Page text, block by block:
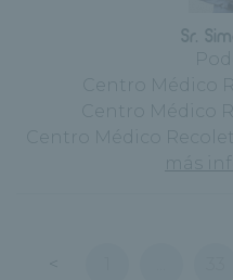
Sr.
Centro Médico
Centro Médico
Centro Médico
más